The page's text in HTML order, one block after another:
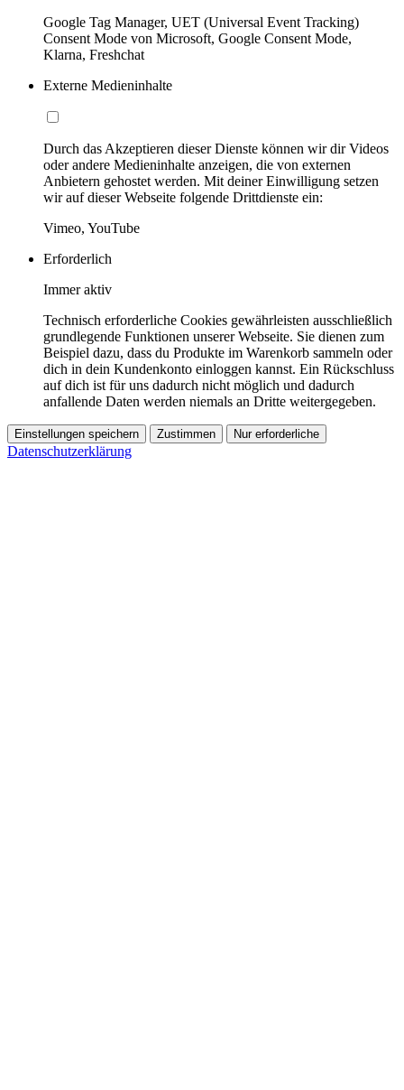
Google Tag Manager, UET (Universal Event Tracking)
Consent Mode von Microsoft, Google Consent Mode,
Klarna, Freshchat
Externe Medieninhalte
Durch das Akzeptieren dieser Dienste können wir dir Videos
oder andere Medieninhalte anzeigen, die von externen
Anbietern gehostet werden. Mit deiner Einwilligung setzen
wir auf dieser Webseite folgende Drittdienste ein:
Vimeo, YouTube
Erforderlich
Immer aktiv
Technisch erforderliche Cookies gewährleisten ausschließlich
grundlegende Funktionen unserer Webseite. Sie dienen zum
Beispiel dazu, dass du Produkte im Warenkorb sammeln oder
dich in dein Kundenkonto einloggen kannst. Ein Rückschluss
auf dich ist für uns dadurch nicht möglich und dadurch
anfallende Daten werden niemals an Dritte weitergegeben.
Einstellungen speichern Zustimmen Nur erforderliche
Datenschutzerklärung